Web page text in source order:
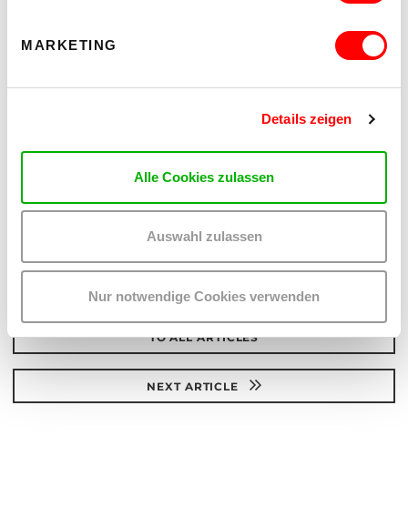
MARKETING
Details zeigen
Alle Cookies zulassen
Auswahl zulassen
Nur notwendige Cookies verwenden
PREVIOUS ARTICLE
TO ALL ARTICLES
NEXT ARTICLE